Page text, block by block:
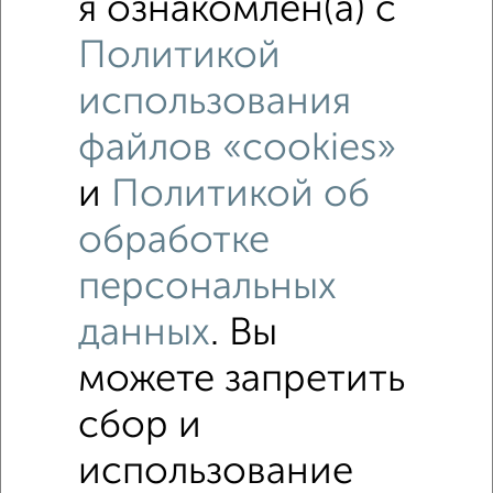
2-к квартира, на длительный срок, 48м², 7/10 этаж
в месяц
Центральный район, Заводская 1
1-к квартира, на длительный срок, 35м², 2/5 этаж
в месяц
я ознакомлен(а) с
Политикой
использования
файлов «cookies»
и Политикой об
обработке
персональных
данных. Вы
можете запретить
сбор и
использование